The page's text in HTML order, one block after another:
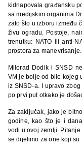
kidnapovala građansku
sa medijskim organima
zato što u izboru između
živu ogradu. Postoje,
trenutku: NATO ili anti-
prostora za manevrisanje.
Milorad Dodik i SNSD
VM je bolje od bilo kojeg
iz SNSD-a. I upravo
po prvi put otkako je
Za zaključak, jako je
godine, kao što je i
vodi u ovoj zemlji.
se dijelimo za one koji su